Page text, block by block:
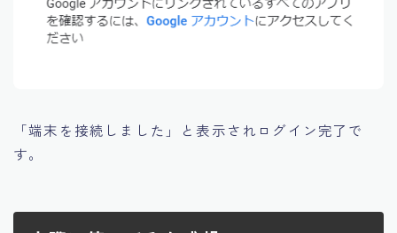
「端末を接続しました」と表示されログイン完了で
す。